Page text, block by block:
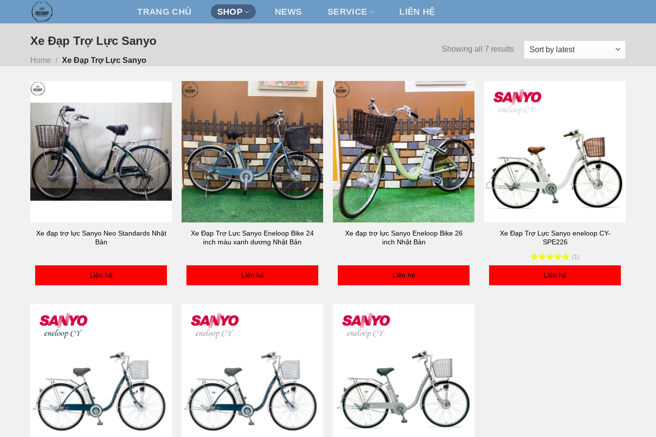
TRANG CHỦ SHOP NEWS SERVICE LIÊN HỆ
Xe Đạp Trợ Lực Sanyo
Home / Xe Đạp Trợ Lực Sanyo
Showing all 7 results
Xe đạp trợ lực Sanyo Neo Standards Nhật
Bản
Liên hệ
Xe Đạp Trợ Lực Sanyo Eneloop Bike 24
inch màu xanh dương Nhật Bản
Liên hệ
Xe đạp trợ lực Sanyo Eneloop Bike 26
inch Nhật Bản
Liên hệ
Xe Đạp Trợ Lực Sanyo eneloop CY-
SPE226
out of 5
(1)
Liên hệ